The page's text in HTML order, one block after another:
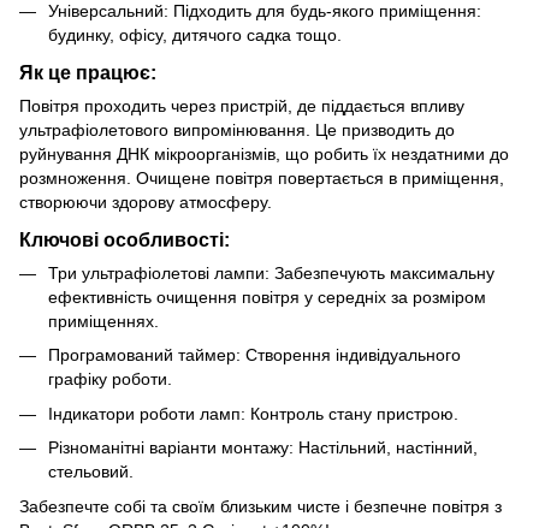
Універсальний: Підходить для будь-якого приміщення:
будинку, офісу, дитячого садка тощо.
Як це працює:
Повітря проходить через пристрій, де піддається впливу
ультрафіолетового випромінювання. Це призводить до
руйнування ДНК мікроорганізмів, що робить їх нездатними до
розмноження. Очищене повітря повертається в приміщення,
створюючи здорову атмосферу.
Ключові особливості:
Три ультрафіолетові лампи: Забезпечують максимальну
ефективність очищення повітря у середніх за розміром
приміщеннях.
Програмований таймер: Створення індивідуального
графіку роботи.
Індикатори роботи ламп: Контроль стану пристрою.
Різноманітні варіанти монтажу: Настільний, настінний,
стельовий.
Забезпечте собі та своїм близьким чисте і безпечне повітря з